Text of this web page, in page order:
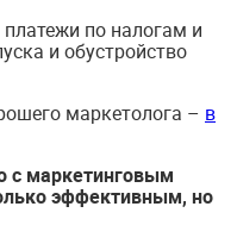
по налогам и
и обустройство
маркетолога – в
с маркетинговым
эффективным, но